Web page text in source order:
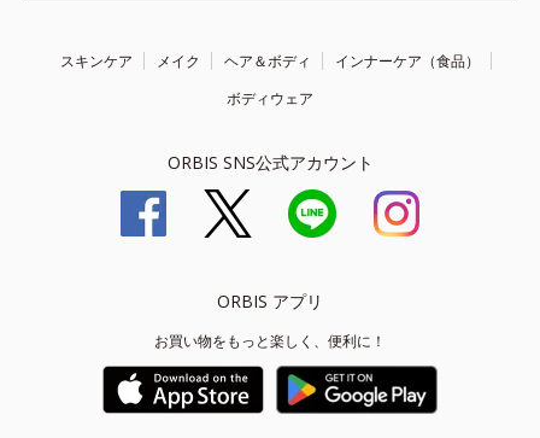
スキンケア メイク ヘア＆ボディ
インナーケア（食品）
ボディウェア
ORBIS SNS公式アカウント
ORBIS アプリ
お買い物をもっと楽しく、便利に！